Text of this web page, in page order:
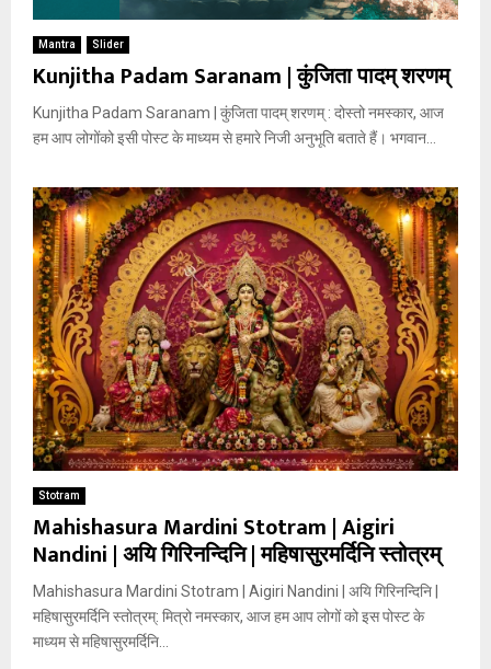
Mantra Slider
Kunjitha Padam Saranam | कुंजिता पादम् शरणम्
Kunjitha Padam Saranam | कुंजिता पादम् शरणम् : दोस्तो नमस्कार, आज
हम आप लोगोंको इसी पोस्ट के माध्यम से हमारे निजी अनुभूति बताते हैं। भगवान...
Stotram
Mahishasura Mardini Stotram | Aigiri
Nandini | अयि गिरिनन्दिनि | महिषासुरमर्दिनि स्तोत्रम्
Mahishasura Mardini Stotram | Aigiri Nandini | अयि गिरिनन्दिनि |
महिषासुरमर्दिनि स्तोत्रम्: मित्रो नमस्कार, आज हम आप लोगों को इस पोस्ट के
माध्यम से महिषासुरमर्दिनि...